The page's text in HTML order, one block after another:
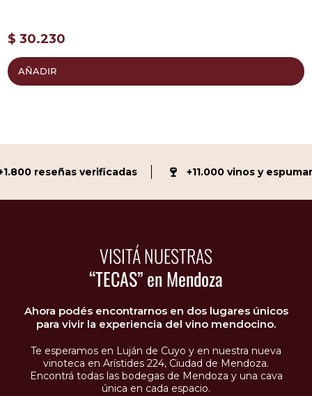
$ 30.230
AÑADIR
reseñas verificadas +11.000 vinos y
VISITÁ NUESTRAS
“TECAS” en Mendoza
Ahora podés encontrarnos en dos lugares únicos
para vivir la experiencia del vino mendocino.
Te esperamos en Luján de Cuyo y en nuestra nueva
vinoteca en Arístides 224, Ciudad de Mendoza.
Encontrá todas las bodegas de Mendoza y una cava
única en cada espacio.